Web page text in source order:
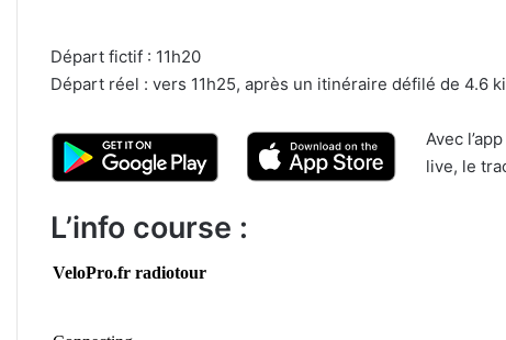
Départ fictif : 11h20
Départ réel : vers 11h25, après un itinéraire défilé de 4.6
Avec
live, le
L’info course :